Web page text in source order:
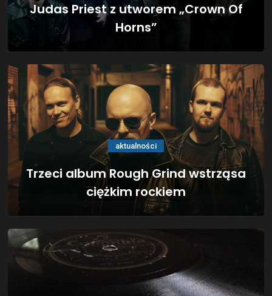
Judas Priest z utworem „Crown Of
Horns”
aktualności
Trzeci album Rough Grind wstrząsa
ciężkim rockiem